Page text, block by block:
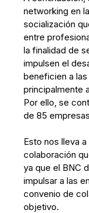
networking en
socialización
entre
la finalidad de
impulsen el
beneficien a
principalmente
Por ello, se
de 85
Esto nos lleva
colaboración
ya que el BNC
impulsar a las
convenio de
objetivo.